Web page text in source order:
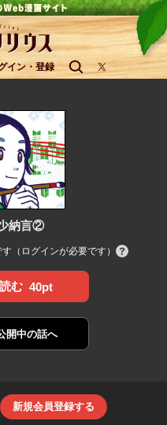
イン・登録
納言②
（ログインが必要です）
む 40pt
開中の話へ
新規会員登録する